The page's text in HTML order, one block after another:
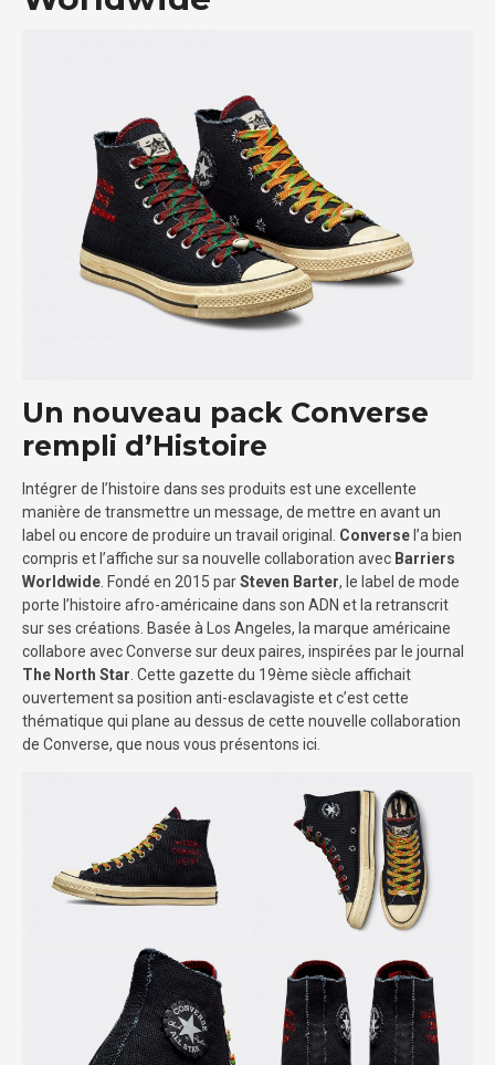
Un nouveau pack Converse
rempli d’Histoire
Intégrer de l’histoire dans ses produits est une excellente
manière de transmettre un message, de mettre en avant un
label ou encore de produire un travail original. Converse l’a bien
compris et l’affiche sur sa nouvelle collaboration avec Barriers
Worldwide . Fondé en 2015 parSteven Barter, le label de mode
porte l’histoire afro-américaine dans son ADN et la retranscrit
sur ses créations. Basée à Los Angeles, la marque américaine
collabore avec Converse sur deux paires, inspirées par le journal
The North Star . Cette gazette du 19ème siècle affichait
ouvertement sa position anti-esclavagiste et c’est cette
thématique qui plane au dessus de cette nouvelle collaboration
de Converse, que nous vous présentons ici.